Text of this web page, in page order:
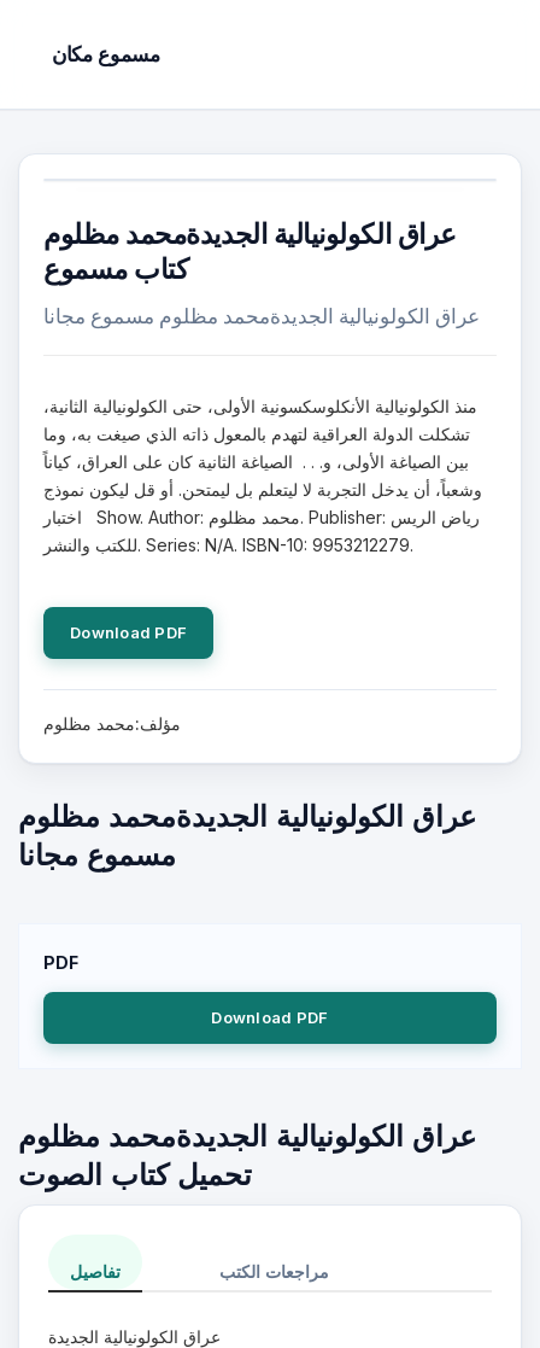
مسموع مكان
عراق الكولونيالية الجديدةمحمد مظلوم
كتاب مسموع
عراق الكولونيالية الجديدةمحمد مظلوم مسموع مجانا
منذ الكولونيالية الأنكلوسكسونية الأولى، حتى الكولونيالية الثانية،
تشكلت الدولة العراقية لتهدم بالمعول ذاته الذي صيغت به، وما
بين الصياغة الأولى، و. . . الصياغة الثانية كان على العراق، كياناً
وشعباً، أن يدخل التجربة لا ليتعلم بل ليمتحن. أو قل ليكون نموذج
اختبار Show. Author: محمد مظلوم. Publisher: رياض الريس
للكتب والنشر. Series: N/A. ISBN-10: 9953212279.
Download PDF
مؤلف:محمد مظلوم
عراق الكولونيالية الجديدةمحمد مظلوم
مسموع مجانا
PDF
Download PDF
عراق الكولونيالية الجديدةمحمد مظلوم
تحميل كتاب الصوت
تفاصيل مراجعات الكتب
عراق الكولونيالية الجديدة